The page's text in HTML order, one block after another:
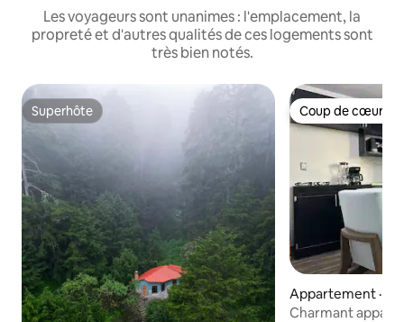
Les voyageurs sont unanimes : l'emplacement, la
propreté et d'autres qualités de ces logements sont
très bien notés.
Superhôte
Superhôte Coup de cœur
Coup de cœur
Appartement ·
Charmant